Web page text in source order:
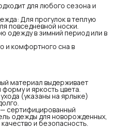
для любого сезона и
Для прогулок в теплую
повседневной носки.
одежду в зимний период или в
и комфортного сна в
материал выдерживает
и яркость цвета.
(указаны на ярлыке)
сертифицированный
одежды для новорожденных,
и безопасность.